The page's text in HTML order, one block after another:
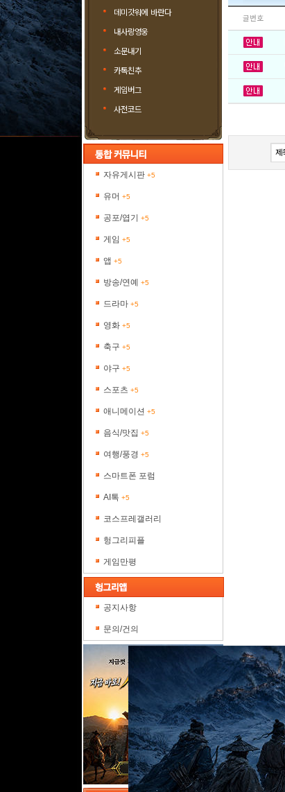
데미갓워에 바란다
내사랑영웅
소문내기
카톡친추
게임버그
사전코드
자유게시판 +5
유머 +5
공포/엽기 +5
게임 +5
앱 +5
방송/연예 +5
드라마 +5
영화 +5
축구 +5
야구 +5
스포츠 +5
애니메이션 +5
음식/맛집 +5
여행/풍경 +5
스마트폰 포럼
AI톡 +5
코스프레갤러리
헝그리피플
게임만평
공지사항
문의/건의
글번호